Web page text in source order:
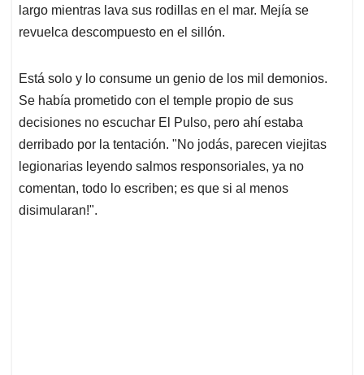
p
p
o
k
I
n
s
largo mientras lava sus rodillas en el mar. Mejía se
revuelca descompuesto en el sillón.
Está solo y lo consume un genio de los mil demonios.
Se había prometido con el temple propio de sus
decisiones no escuchar El Pulso, pero ahí estaba
derribado por la tentación. "No jodás, parecen viejitas
legionarias leyendo salmos responsoriales, ya no
comentan, todo lo escriben; es que si al menos
disimularan!".